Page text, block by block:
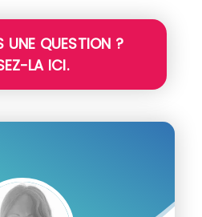
UNE QUESTION ?
LA ICI.